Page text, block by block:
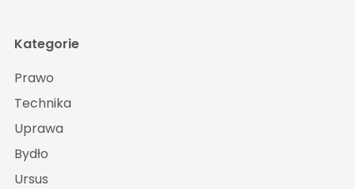
Kategorie
Prawo
Technika
Uprawa
Bydło
Ursus